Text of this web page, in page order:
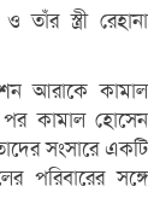
স্ত্রী রেহানা
আরাকে কামাল
পর কামাল হোসেন
সংসারে একটি
পরিবারের সঙ্গে